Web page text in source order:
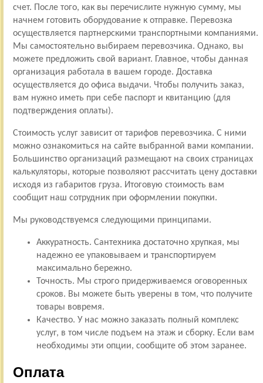
счет. После того, как вы перечислите нужную сумму, мы
начнем готовить оборудование к отправке. Перевозка
осуществляется партнерскими транспортными компаниями.
Мы самостоятельно выбираем перевозчика. Однако, вы
можете предложить свой вариант. Главное, чтобы данная
организация работала в вашем городе. Доставка
осуществляется до офиса выдачи. Чтобы получить заказ,
вам нужно иметь при себе паспорт и квитанцию (для
подтверждения оплаты).
Стоимость услуг зависит от тарифов перевозчика. С ними
можно ознакомиться на сайте выбранной вами компании.
Большинство организаций размещают на своих страницах
калькуляторы, которые позволяют рассчитать цену доставки
исходя из габаритов груза. Итоговую стоимость вам
сообщит наш сотрудник при оформлении покупки.
Мы руководствуемся следующими принципами.
Аккуратность. Сантехника достаточно хрупкая, мы
надежно ее упаковываем и транспортируем
максимально бережно.
Точность. Мы строго придерживаемся оговоренных
сроков. Вы можете быть уверены в том, что получите
товары вовремя.
Качество. У нас можно заказать полный комплекс
услуг, в том числе подъем на этаж и сборку. Если вам
необходимы эти опции, сообщите об этом заранее.
Оплата